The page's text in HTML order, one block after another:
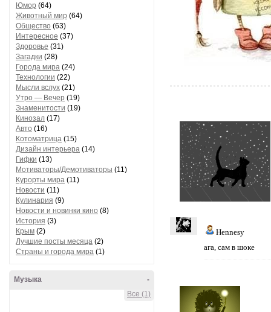
Юмор (64)
Животный мир (64)
Общество (63)
Интересное (37)
Здоровье (31)
Загадки (28)
Города мира (24)
Технологии (22)
Мысли вслух (21)
Утро — Вечер (19)
Знаменитости (19)
Кинозал (17)
Авто (16)
Котоматрица (15)
Дизайн интерьера (14)
Гифки (13)
Мотиваторы/Демотиваторы (11)
Курорты мира (11)
Новости (11)
Кулинария (9)
Новости и новинки кино (8)
История (3)
Крым (2)
Лучшие посты месяца (2)
Страны и города мира (1)
-
Музыка
Все (1)
Hennesy
ага, сам в шоке